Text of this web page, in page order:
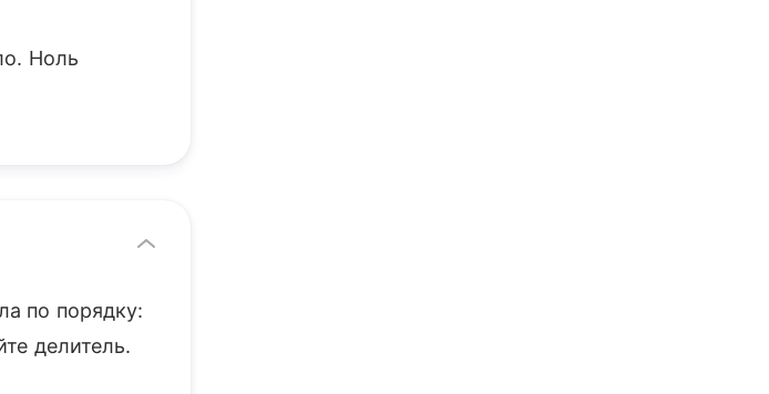
Ноль
по порядку:
делитель.